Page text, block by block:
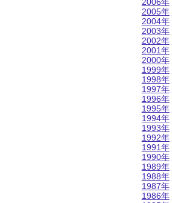
2005年
2004年
2003年
2002年
2001年
2000年
1999年
1998年
1997年
1996年
1995年
1994年
1993年
1992年
1991年
1990年
1989年
1988年
1987年
1986年